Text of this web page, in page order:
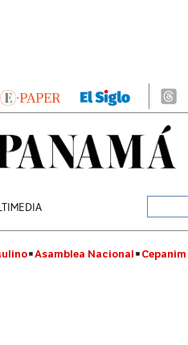
Asamblea Nacional Cepanim